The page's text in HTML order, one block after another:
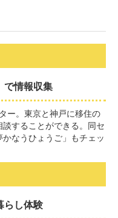
で情報収集
ー。東京と神戸に移住の
することができる。同セ
なうひょうご」もチェッ
らし体験